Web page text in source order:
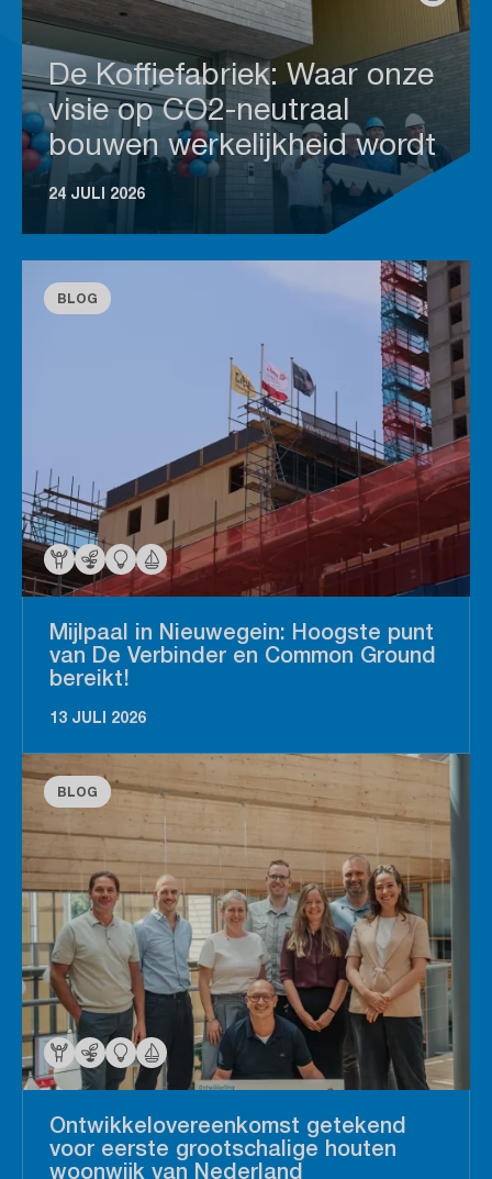
De Koffiefabriek: Waar onze
visie op CO2-neutraal
bouwen werkelijkheid wordt
24 JULI 2026
BLOG
Mijlpaal in Nieuwegein: Hoogste punt
van De Verbinder en Common Ground
bereikt!
13 JULI 2026
BLOG
Ontwikkelovereenkomst getekend
voor eerste grootschalige houten
woonwijk van Nederland